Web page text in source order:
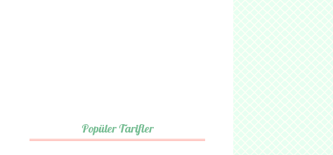
Popüler Tarifler